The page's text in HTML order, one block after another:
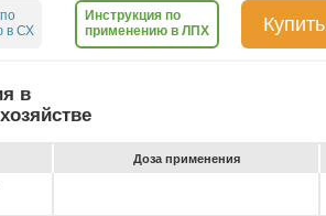
в СХ
Инструкция по
применению в ЛПХ
Купить
в
До­за при­ме­не­ния